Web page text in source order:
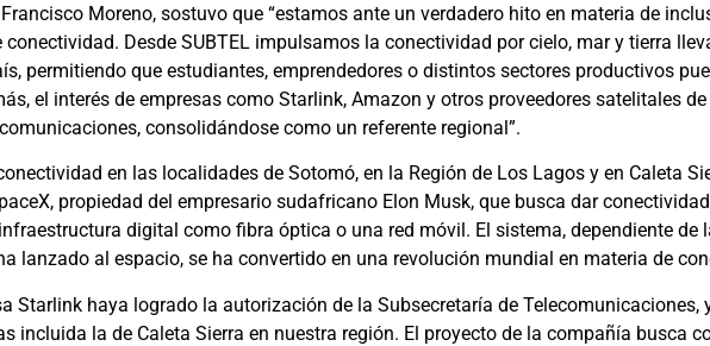
Moreno, sostuvo que “estamos ante un verdadero hito en materia de
Desde SUBTEL impulsamos la conectividad por cielo, mar y tierra
permitiendo que estudiantes, emprendedores o distintos sectores productivos
el interés de empresas como Starlink, Amazon y otros proveedores satelitales
consolidándose como un referente regional”.
en las localidades de Sotomó, en la Región de Los Lagos y en Caleta
propiedad del empresario sudafricano Elon Musk, que busca dar
digital como fibra óptica o una red móvil. El sistema, dependiente de
lanzado al espacio, se ha convertido en una revolución mundial en materia de
Starlink haya logrado la autorización de la Subsecretaría de Telecomunicaciones,
incluida la de Caleta Sierra en nuestra región. El proyecto de la compañía busca